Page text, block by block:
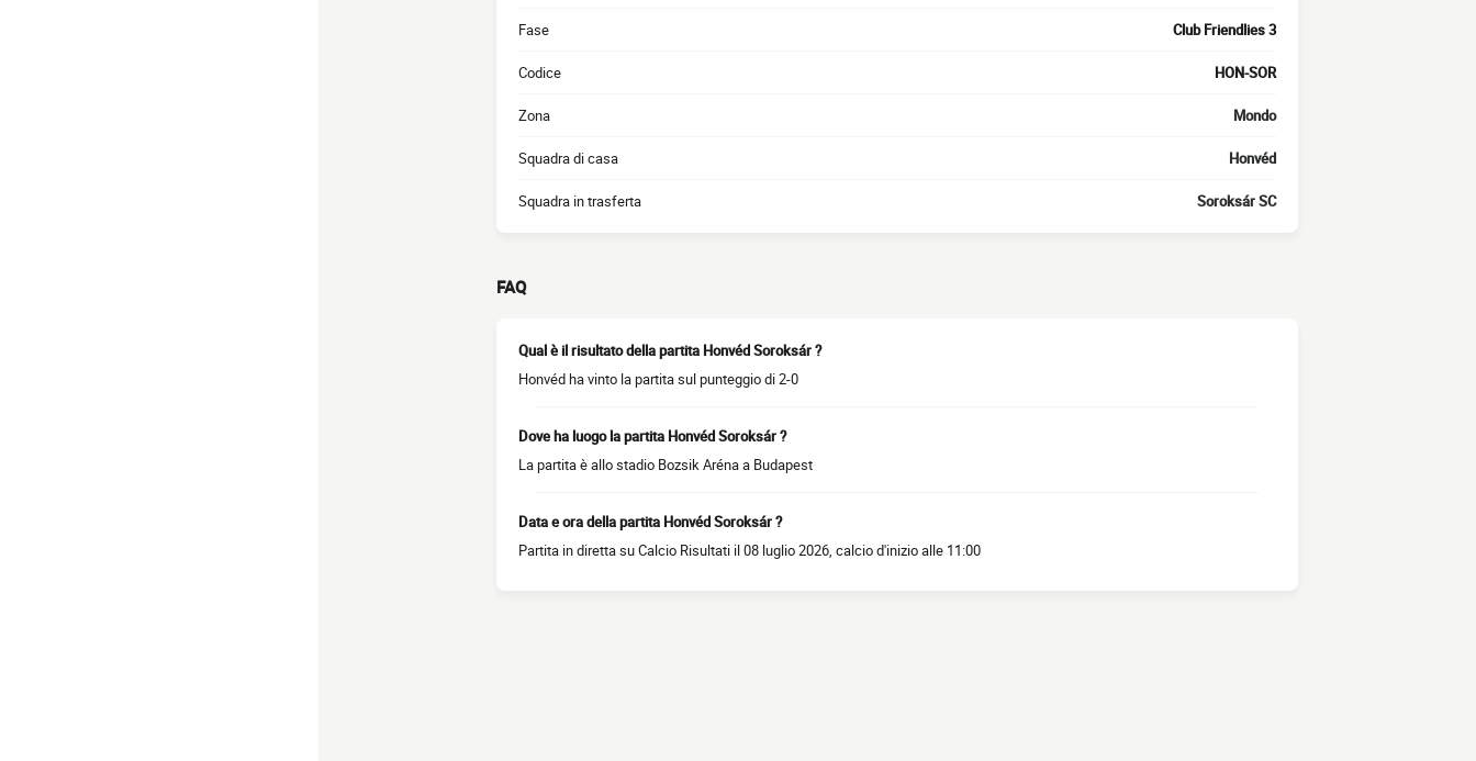
Fase Club Friendlies 3
Codice HON-SOR
Zona Mondo
Squadra di casa Honvéd
Squadra in trasferta Soroksár SC
FAQ
Qual è il risultato della partita Honvéd Soroksár ?
Honvéd ha vinto la partita sul punteggio di 2-0
Dove ha luogo la partita Honvéd Soroksár ?
La partita è allo stadio Bozsik Aréna a Budapest
Data e ora della partita Honvéd Soroksár ?
Partita in diretta su Calcio Risultati il 08 luglio 2026, calcio d'inizio alle 11:00